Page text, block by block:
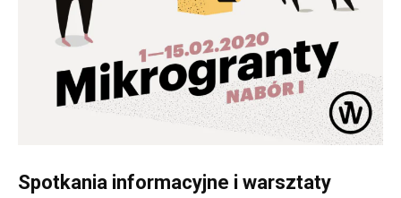
Spotkania informacyjne i warsztaty